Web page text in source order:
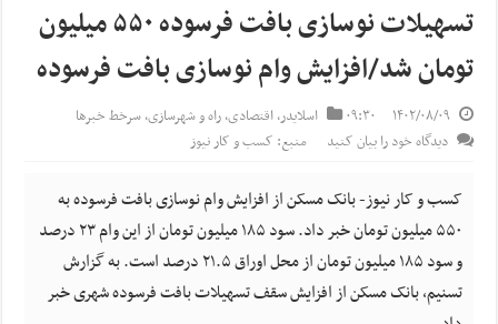
تسهیلات نوسازی بافت فرسوده ۵۵۰ میلیون
تومان شد/افزایش وام نوسازی بافت فرسوده
۱۴۰۲/۰۸/۰۹ ۰۹:۳۰ اسلایدر,اقتصادی,راه و شهرسازی,سرخط خبرها
دیدگاه خود را بیان کنید
منبع: کسب و کار نیوز
کسب و کار نیوز- بانک مسکن از افزایش وام نوسازی بافت فرسوده به
۵۵۰ میلیون تومان خبر داد. سود ۱۸۵ میلیون تومان از این وام ۲۳ درصد
و سود ۱۸۵ میلیون تومان از محل اوراق ۲۱.۵ درصد است. به گزارش
تسنیم، بانک مسکن از افزایش سقف تسهیلات بافت فرسوده شهری خبر